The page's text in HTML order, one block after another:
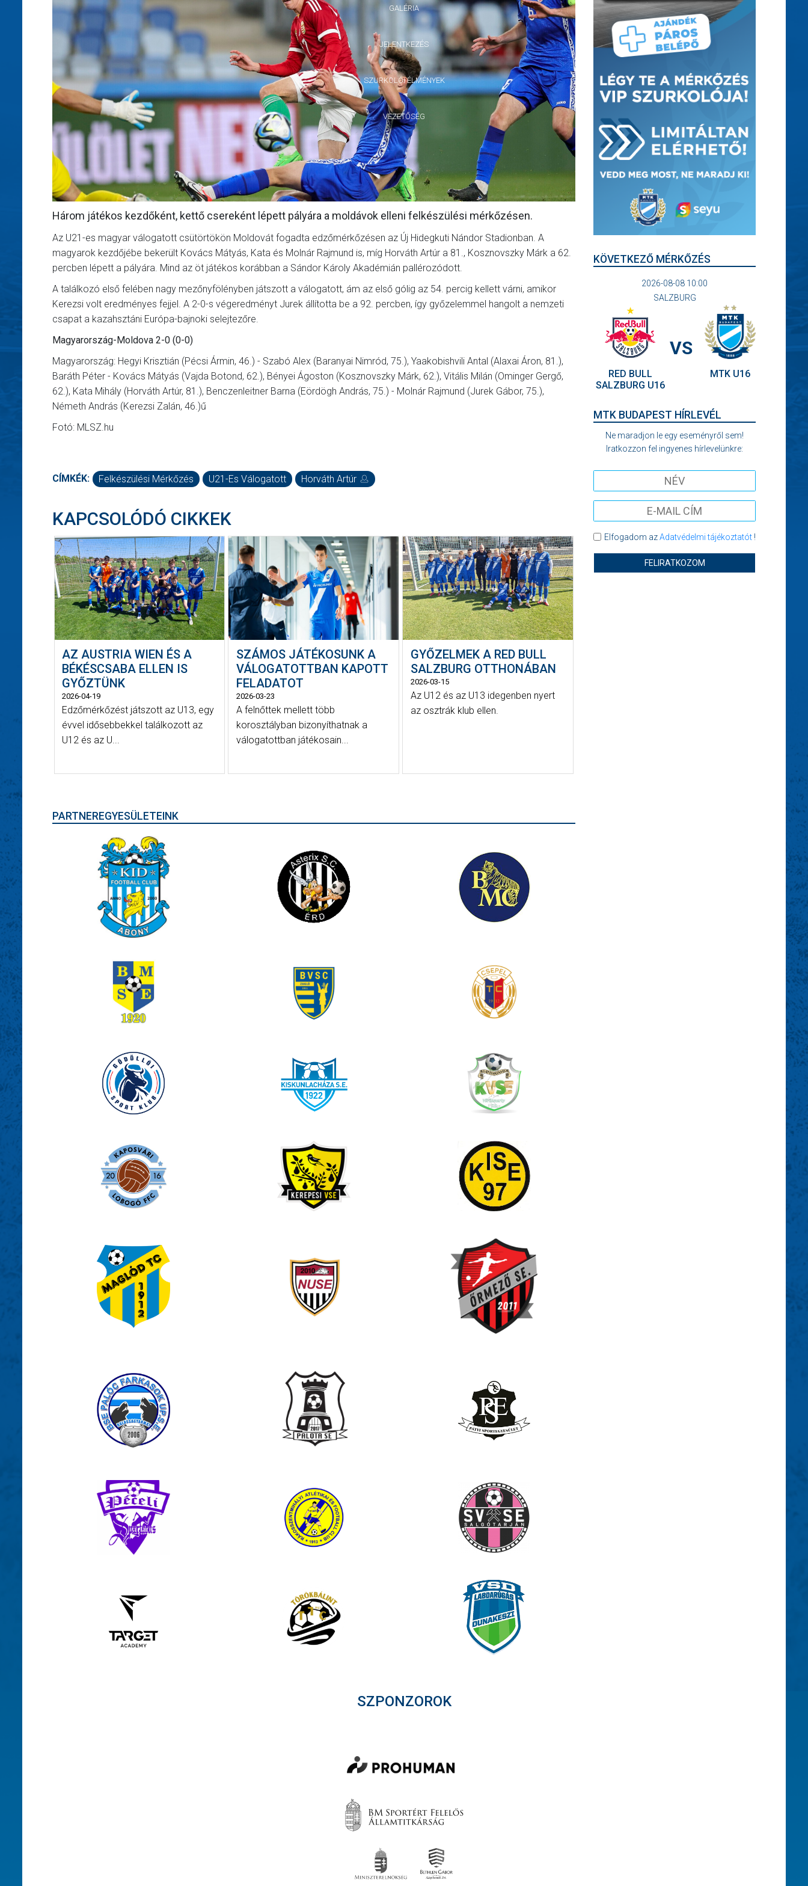
GALÉRIA
JELENTKEZÉS
SZURKOLÓI ÉLMÉNYEK
VEZETŐSÉG
Három játékos kezdőként, kettő csereként lépett pályára a moldávok elleni felkészülési mérkőzésen.
Az U21-es magyar válogatott csütörtökön Moldovát fogadta edzőmérkőzésen az Új Hidegkuti Nándor Stadionban. A
magyarok kezdőjébe bekerült Kovács Mátyás, Kata és Molnár Rajmund is, míg Horváth Artúr a 81., Kosznovszky Márk a 62.
percben lépett a pályára. Mind az öt játékos korábban a Sándor Károly Akadémián pallérozódott.
A találkozó első felében nagy mezőnyfölényben játszott a válogatott, ám az első gólig az 54. percig kellett várni, amikor
Kerezsi volt eredményes fejjel. A 2-0-s végeredményt Jurek állította be a 92. percben, így győzelemmel hangolt a nemzeti
csapat a kazahsztáni Európa-bajnoki selejtezőre.
Magyarország-Moldova 2-0 (0-0)
Magyarország: Hegyi Krisztián (Pécsi Ármin, 46.) - Szabó Alex (Baranyai Nimród, 75.), Yaakobishvili Antal (Alaxai Áron, 81.),
Baráth Péter - Kovács Mátyás (Vajda Botond, 62.), Bényei Ágoston (Kosznovszky Márk, 62.), Vitális Milán (Ominger Gergő,
62.), Kata Mihály (Horváth Artúr, 81.), Benczenleitner Barna (Eördögh András, 75.) - Molnár Rajmund (Jurek Gábor, 75.),
Németh András (Kerezsi Zalán, 46.)ű
Fotó: MLSZ.hu
CÍMKÉK: Felkészülési Mérkőzés U21-Es Válogatott Horváth Artúr
KAPCSOLÓDÓ CIKKEK
AZ AUSTRIA WIEN ÉS A
BÉKÉSCSABA ELLEN IS
GYŐZTÜNK
2026-04-19
Edzőmérkőzést játszott az U13, egy
évvel idősebbekkel találkozott az
U12 és az U...
SZÁMOS JÁTÉKOSUNK A
VÁLOGATOTTBAN KAPOTT
FELADATOT
2026-03-23
A felnőttek mellett több
korosztályban bizonyíthatnak a
válogatottban játékosain...
GYŐZELMEK A RED BULL
SALZBURG OTTHONÁBAN
2026-03-15
Az U12 és az U13 idegenben nyert
az osztrák klub ellen.
PARTNEREGYESÜLETEINK
KÖVETKEZŐ MÉRKŐZÉS
2026-08-08 10:00
SALZBURG
RED BULL
SALZBURG U16
VS
MTK U16
MTK BUDAPEST HÍRLEVÉL
Ne maradjon le egy eseményről sem!
Iratkozzon fel ingyenes hírlevelünkre:
Elfogadom azAdatvédelmi tájékoztatót!
FELIRATKOZOM
SZPONZOROK